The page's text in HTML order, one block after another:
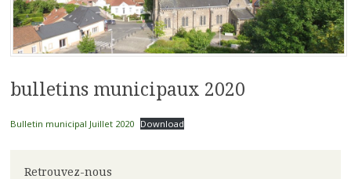
bulletins municipaux 2020
Bulletin municipal Juillet 2020 Download
Retrouvez-nous